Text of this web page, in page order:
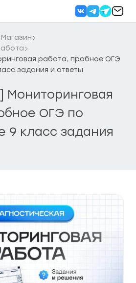
Магазин
работа, пробное ОГЭ
задания и ответы
Мониторинговая
ОГЭ по
9 класс задания